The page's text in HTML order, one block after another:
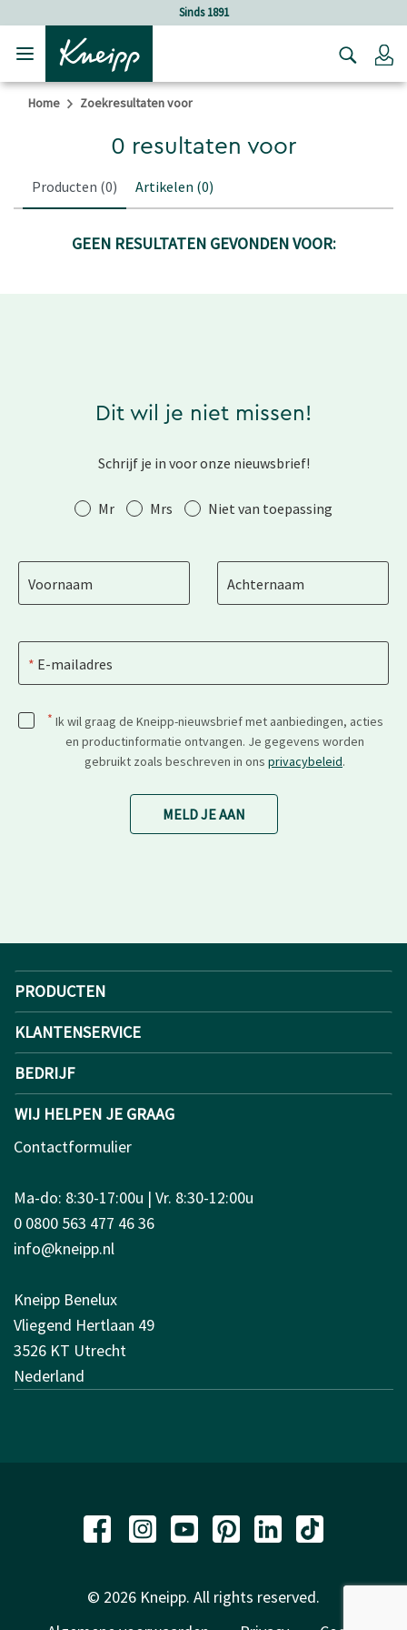
Verder gaan naar hoofdinhoud.Sinds 1891
Home Zoekresultaten voor
0 resultaten voor
Producten (0) Artikelen (0)
GEEN RESULTATEN GEVONDEN VOOR:
Dit wil je niet missen!
Schrijf je in voor onze nieuwsbrief!
Aanhef Mr Mrs Niet van toepassing
Voornaam Achternaam
E-mailadres
* Ik wil graag de Kneipp-nieuwsbrief met aanbiedingen, acties
en productinformatie ontvangen. Je gegevens worden
gebruikt zoals beschreven in ons privacybeleid.
MELD JE AAN
PRODUCTEN
KLANTENSERVICE
BEDRIJF
WIJ HELPEN JE GRAAG
Contactformulier
Ma-do: 8:30-17:00u | Vr. 8:30-12:00u
0 0800 563 477 46 36
info@kneipp.nl
Kneipp Benelux
Vliegend Hertlaan 49
3526 KT Utrecht
Nederland
© 2026 Kneipp. All rights reserved.